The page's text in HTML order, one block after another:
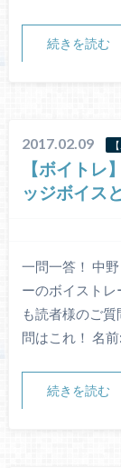
続きを読む
2017.02.09
【ボイトレ
ッジボイス
一問一答！ 中
ーのボイストレ
も読者様のご
問はこれ！ 名
続きを読む